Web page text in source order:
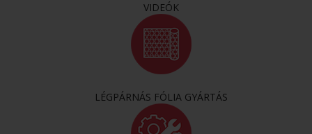
VIDEÓK
LÉGPÁRNÁS FÓLIA GYÁRTÁS